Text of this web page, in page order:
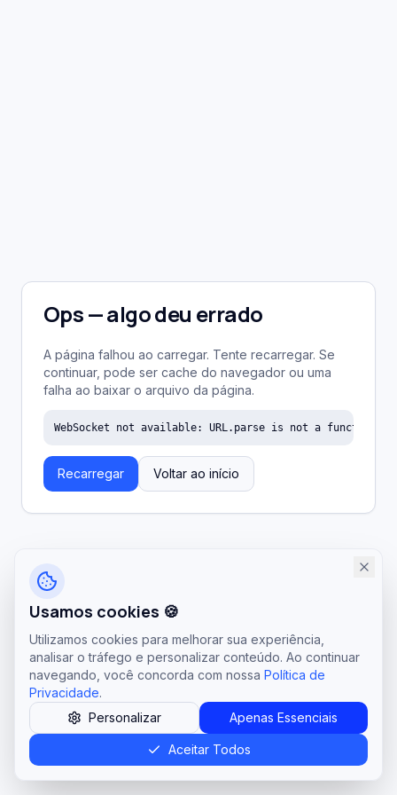
Ops — algo deu errado
A página falhou ao carregar. Tente recarregar. Se
continuar, pode ser cache do navegador ou uma
falha ao baixar o arquivo da página.
WebSocket not available: URL.parse is not a function
Recarregar Voltar ao início
Usamos cookies 🍪
Utilizamos cookies para melhorar sua experiência,
analisar o tráfego e personalizar conteúdo. Ao continuar
navegando, você concorda com nossa Política de
Privacidade.
Personalizar
Apenas Essenciais
Aceitar Todos